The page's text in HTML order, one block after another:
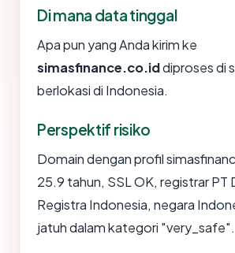
Di mana data tinggal
Apa pun yang Anda kirim ke
simasfinance.co.iddiproses di
berlokasi di Indonesia.
Perspektif risiko
Domain dengan profil
25.9 tahun, SSL OK, registrar PT
Registra Indonesia, negara
jatuh dalam kategori "very_safe".